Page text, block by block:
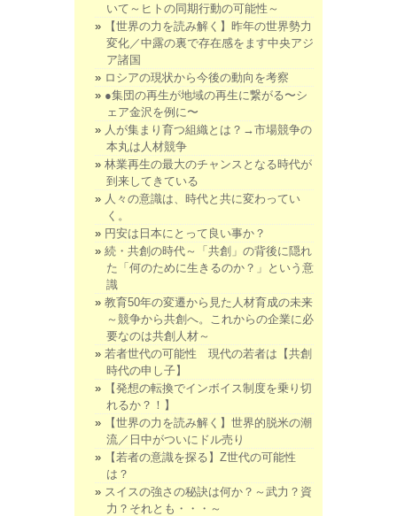
いて～ヒトの同期行動の可能性～
【世界の力を読み解く】昨年の世界勢力
変化／中露の裏で存在感をます中央アジ
ア諸国
ロシアの現状から今後の動向を考察
●集団の再生が地域の再生に繋がる〜シ
ェア金沢を例に〜
人が集まり育つ組織とは？→市場競争の
本丸は人材競争
林業再生の最大のチャンスとなる時代が
到来してきている
人々の意識は、時代と共に変わってい
く。
円安は日本にとって良い事か？
続・共創の時代～「共創」の背後に隠れ
た「何のために生きるのか？」という意
識
教育50年の変遷から見た人材育成の未来
～競争から共創へ。これからの企業に必
要なのは共創人材～
若者世代の可能性 現代の若者は【共創
時代の申し子】
【発想の転換でインボイス制度を乗り切
れるか？！】
【世界の力を読み解く】世界的脱米の潮
流／日中がついにドル売り
【若者の意識を探る】Z世代の可能性
は？
スイスの強さの秘訣は何か？～武力？資
力？それとも・・・～